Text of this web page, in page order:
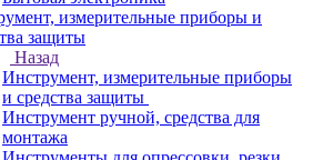
измерительные приборы и
защиты
Назад
Инструмент, измерительные приборы
и средства защиты
Инструмент ручной, средства для
монтажа